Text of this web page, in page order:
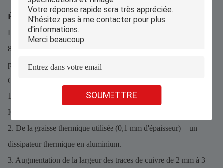
SOUMETTRE
Étude de cas : Optimisation thermique des onduleurs EV
Les circuits imprimés AlN DCB d'un fabricant pour onduleurs
800 V présentaient des taux de défaillance de 12 % en raison de
points chauds de 180 °C.
Optimisations mises en œuvre :
1.Ajout de vias thermiques de 0,3 mm (pas de 0,2 mm) sous les
IGBT.
2. De la graisse thermique utilisée (0,1 mm d'épaisseur) + un
dissipateur thermique en aluminium.
3. Augmentation de la largeur des traces de cuivre de 2 mm à 3